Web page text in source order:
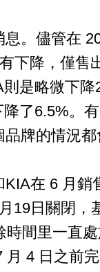
。儘管在
下降，僅售
是略微下
了6.5%。
牌的情況
在 6 月銷
19日關閉，
間里一直
4 日之前